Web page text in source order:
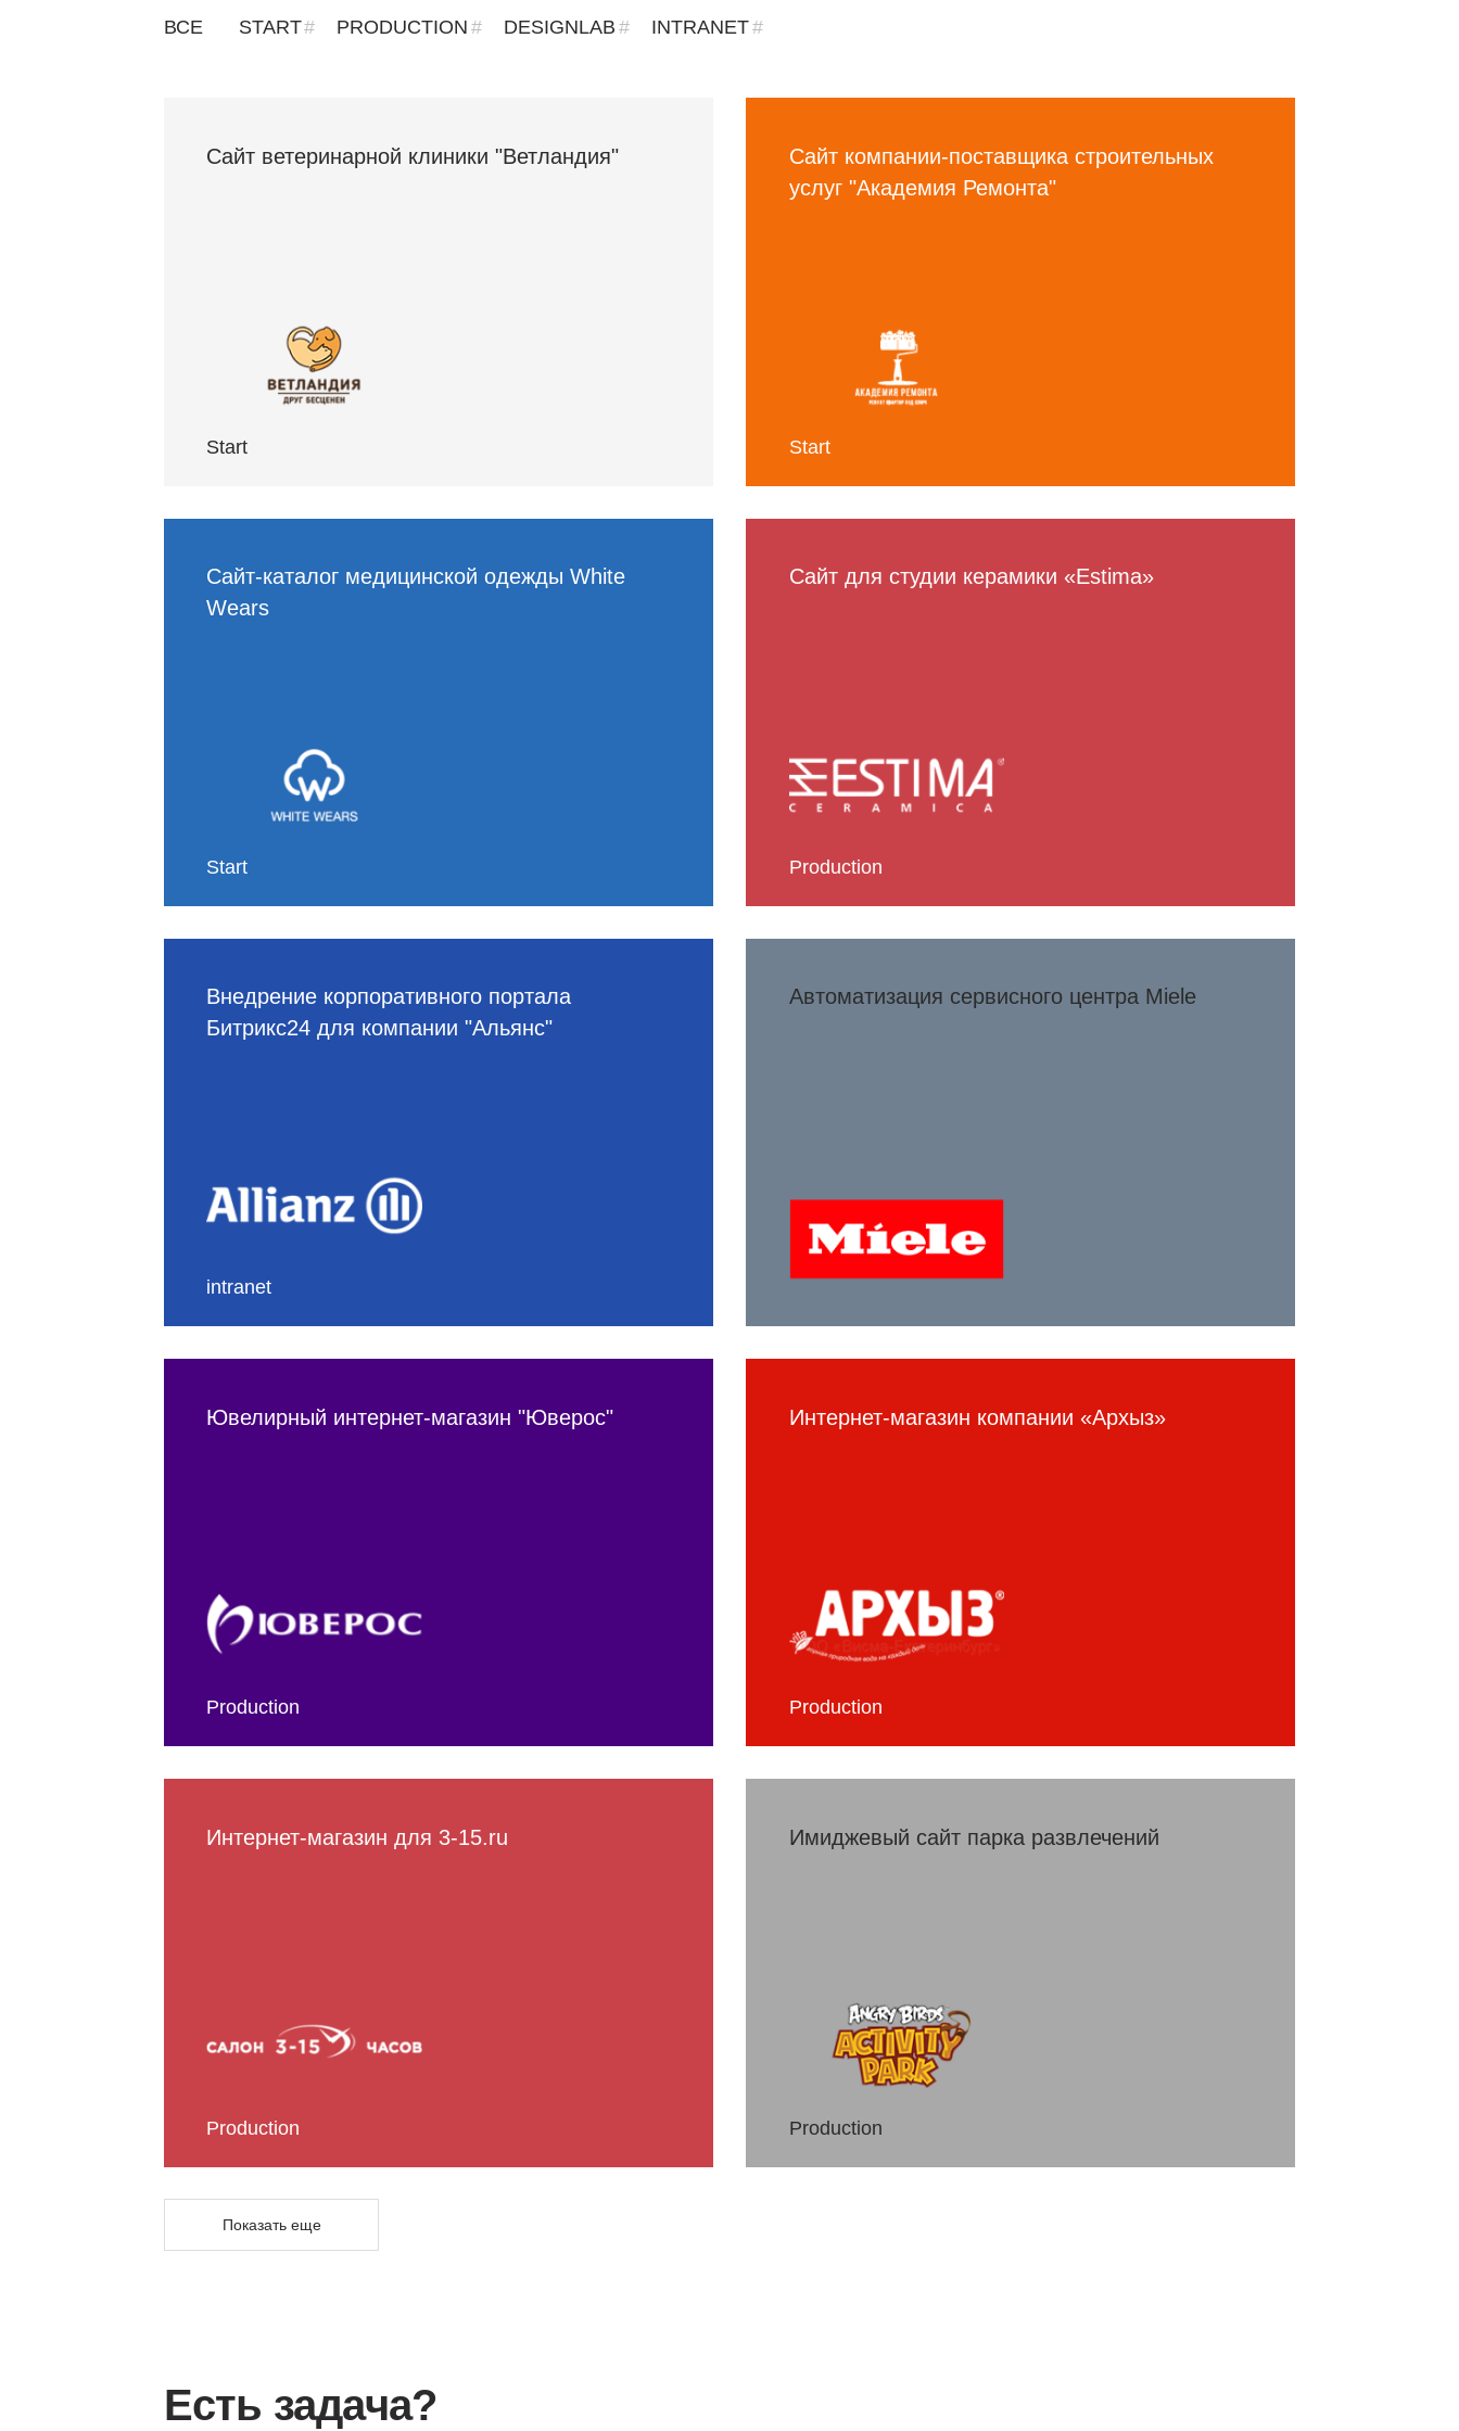
ВСЕ START PRODUCTION DESIGNLAB INTRANET
Сайт ветеринарной клиники "Ветландия"
Start
Сайт компании-поставщика строительных
услуг "Академия Ремонта"
Start
Сайт-каталог медицинской одежды White
Wears
Start
Сайт для студии керамики «Estima»
Production
Внедрение корпоративного портала
Битрикс24 для компании "Альянс"
intranet
Автоматизация сервисного центра Miele
Ювелирный интернет-магазин "Юверос"
Production
Интернет-магазин компании «Архыз»
Production
Интернет-магазин для 3-15.ru
Production
Имиджевый сайт парка развлечений
Production
Показать еще
Есть задача?
Заявка
отправлена
свяжемся
с вами